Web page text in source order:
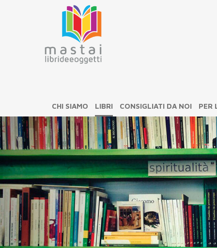
CHI SIAMO LIBRI CONSIGLIATI DA NOI PER